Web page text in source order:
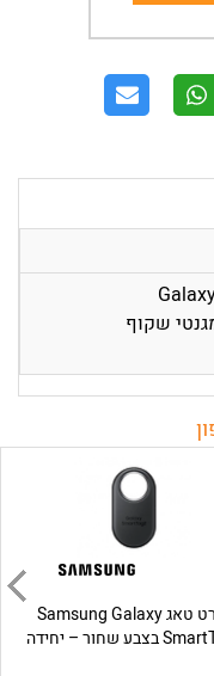
שקוף
סמארט טאג Samsung Galaxy
SmartTag 2 בצבע שחור – יחידה